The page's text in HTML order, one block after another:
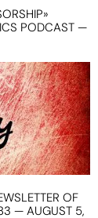
PODCAST —
OF
— AUGUST 5,